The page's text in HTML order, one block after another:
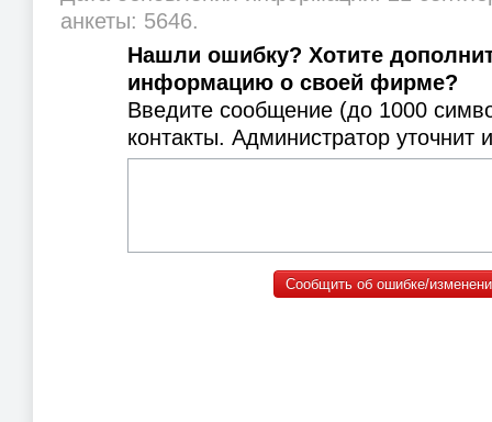
анкеты: 5646.
Нашли ошибку? Хотите
информацию о своей фирме?
Введите сообщение (до 1000
контакты. Администратор